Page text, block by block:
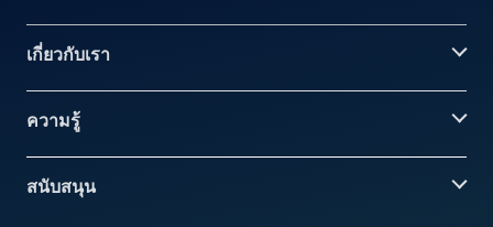
เกี่ยวกับเรา
ความรู้
สนับสนุน